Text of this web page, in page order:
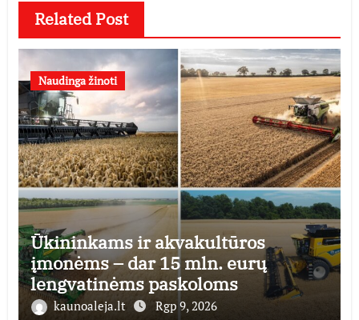
Related Post
Naudinga žinoti
Ūkininkams ir akvakultūros
įmonėms – dar 15 mln. eurų
lengvatinėms paskoloms
kaunoaleja.lt Rgp 9, 2026